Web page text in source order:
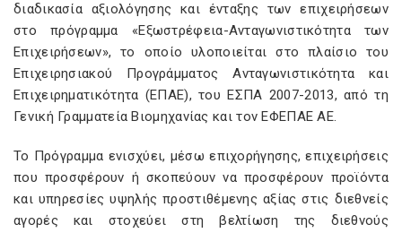
διαδικασία αξιολόγησης και ένταξης των επιχειρήσεων
στο πρόγραμμα «Εξωστρέφεια-Ανταγωνιστικότητα των
Επιχειρήσεων», το οποίο υλοποιείται στο πλαίσιο του
Επιχειρησιακού Προγράμματος Ανταγωνιστικότητα και
Επιχειρηματικότητα (ΕΠΑΕ), του ΕΣΠΑ 2007-2013, από τη
Γενική Γραμματεία Βιομηχανίας και τον ΕΦΕΠΑΕ ΑΕ.
Το Πρόγραμμα ενισχύει, μέσω επιχορήγησης, επιχειρήσεις
που προσφέρουν ή σκοπεύουν να προσφέρουν προϊόντα
και υπηρεσίες υψηλής προστιθέμενης αξίας στις διεθνείς
αγορές και στοχεύει στη βελτίωση της διεθνούς